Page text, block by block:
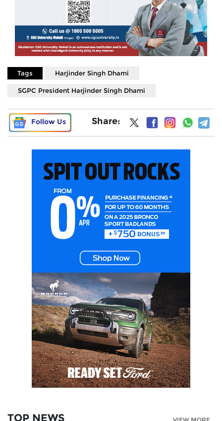
Tags Harjinder Singh Dhami
SGPC President Harjinder Singh Dhami
Follow Us Share:
TOP NEWS